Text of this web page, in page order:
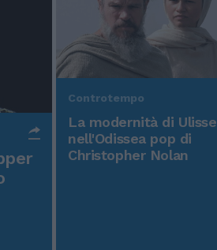
Controtempo
La modernità di Ulisse
nell'Odissea pop di
Christopher Nolan